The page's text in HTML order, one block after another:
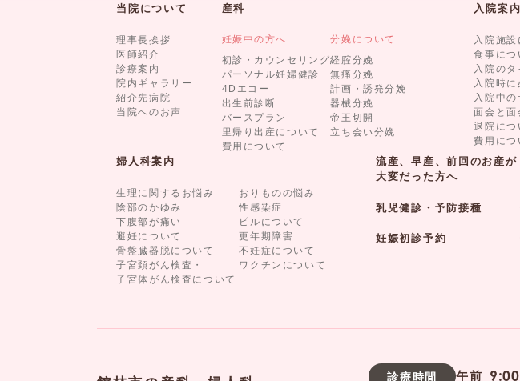
当院について
理事長挨拶
医師紹介
診療案内
院内ギャラリー
紹介先病院
当院へのお声
産科
妊娠中の方へ
初診・カウンセリング
パーソナル妊婦健診
4Dエコー
出生前診断
バースプラン
里帰り出産について
費用について
分娩について
経腟分娩
無痛分娩
計画・誘発分娩
器械分娩
帝王切開
立ち会い分娩
入院案内
入院施設
食事につ
入院の
入院時
入院中の
面会と面
退院につ
費用につ
婦人科案内
生理に関するお悩み
おりものの悩み
陰部のかゆみ
性感染症
下腹部が痛い
ピルについて
避妊について
更年期障害
骨盤臓器脱について
不妊症について
子宮頚がん検査・
子宮体がん検査について
ワクチンについて
流産、早産、前回のお産が
大変だった方へ
乳児健診・予防接種
妊娠初診予約
診療時間 午前